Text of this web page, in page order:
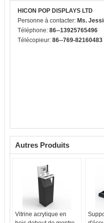
HICON POP DISPLAYS LTD
Personne à contacter: Ms.
Téléphone: 86--13925765496
Télécopieur: 86--769-82160483
Autres Produits
Vitrine acrylique en